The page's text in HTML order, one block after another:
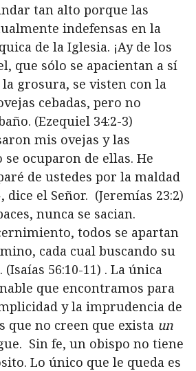
tan alto porque las
indefensas en la
de la Iglesia. ¡Ay de los
que sólo se apacientan a sí
grosura, se visten con la
cebadas, pero no
(Ezequiel 34:2-3)
mis ovejas y las
ocuparon de ellas. He
de ustedes por la maldad
dice el Señor. (Jeremías 23:2)
nunca se sacian.
todos se apartan
cada cual buscando su
56:10-11) . La única
que encontramos para
y la imprudencia de
que no creen que exista un
Sin fe, un obispo no tiene
Lo único que le queda es